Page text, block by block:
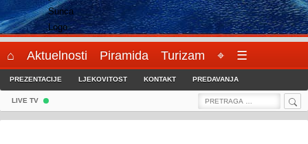
⌂ Aktuelnosti Piramida Turizam ⌖ ☰
PREZENTACIJE LJEKOVITOST KONTAKT PREDAVANJA
LIVE TV
Search